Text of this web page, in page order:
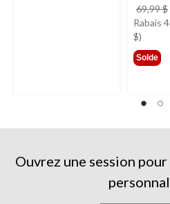
69,99 $
Rabais
$)
Solde
Ouvrez une session